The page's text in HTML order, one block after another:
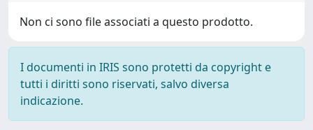
Non ci sono file associati a questo prodotto.
I documenti in IRIS sono protetti da copyright e
tutti i diritti sono riservati, salvo diversa
indicazione.